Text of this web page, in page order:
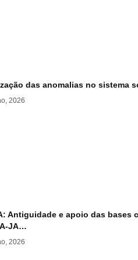
das anomalias no sistema
2026
Antiguidade e apoio das
JA…
2026